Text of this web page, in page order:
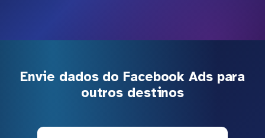
Envie dados do Facebook Ads para
outros destinos